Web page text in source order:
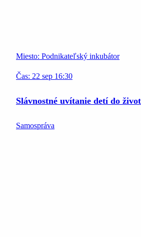
Miesto: Podnikateľský inkubátor
Čas: 22 sep 16:30
Slávnostné uvítanie detí do
Samospráva